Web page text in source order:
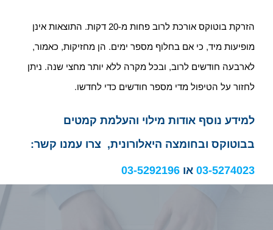
הזרקת בוטוקס אורכת לרוב פחות מ-20 דקות. התוצאות אינן
מופיעות מיד, כי אם בחלוף מספר ימים. הן מחזיקות, כאמור,
לארבעה חודשים לרוב, ובכל מקרה ללא יותר מחצי שנה. ניתן
לחזור על הטיפול מדי מספר חודשים כדי לחדשו.
למידע נוסף אודות מילוי והעלמת קמטים
בבוטוקס ובחומצה היאלורונית, צרו עמנו קשר:
03-5274023 או 03-5292196